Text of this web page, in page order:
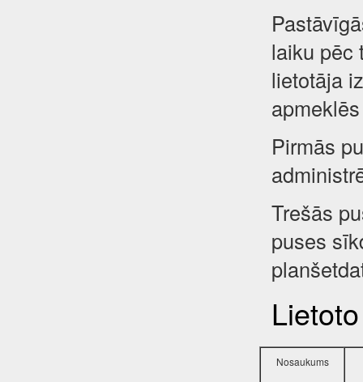
laiku pēc
lietotāja
Pirmās
Trešās
puses
Nosaukums